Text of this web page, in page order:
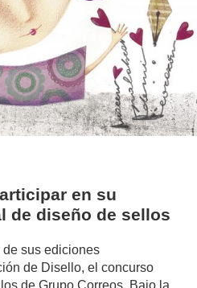
en su
de diseño de sellos
sus ediciones
de Disello, el concurso
de Grupo Correos. Bajo la